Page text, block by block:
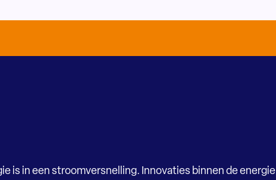
is in een stroomversnelling. Innovaties binnen de energie